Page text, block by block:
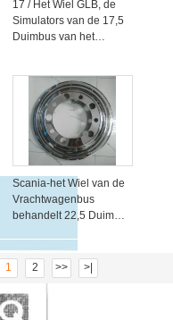
17 / Het Wiel GLB, de
Simulators van de 17,5
Duimbus van het
Scania-het Wiel van de
Vrachtwagenbus
behandelt 22,5 Duim
Antiroest
1 2 >> >|